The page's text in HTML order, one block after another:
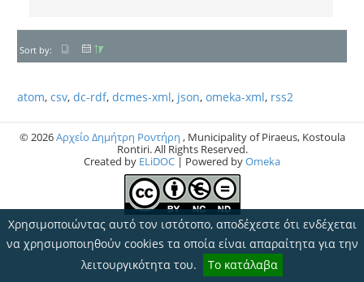
Χρησιμοποιώντας αυτό τον ιστότοπο, αποδέχεστε ότι ενδέχεται
να χρησιμοποιηθούν cookies τα οποία είναι απαραίτητα για την
λειτουργικότητα του.
Το κατάλαβα
Sort by:
atom, csv, dc-rdf, dcmes-xml, json, omeka-xml, rss2
© 2026Αρχείο Δημήτρη Ροντήρη , Municipality of Piraeus, Kostoula
Rontiri. All Rights Reserved.
Created by ELiDOC | Powered byOmeka